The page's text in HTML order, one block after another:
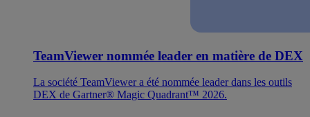
TeamViewer nommée leader en matière de DEX
La société TeamViewer a été nommée leader dans les outils
DEX de Gartner® Magic Quadrant™ 2026.